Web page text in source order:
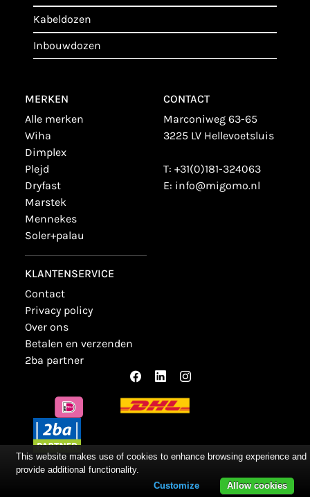
kabeldozen
inbouwdozen
MERKEN
alle merken
wiha
dimplex
plejd
dryfast
marstek
mennekes
soler+palau
KLANTENSERVICE
contact
privacy policy
over ons
betalen en verzenden
2ba partner
CONTACT
Marconiweg 63-65
3225 LV Hellevoetsluis
T: +31(0)181-324063
E: info@migomo.nl
This website makes use of cookies to enhance browsing experience and
provide additional functionality.
Allow cookies
Customize